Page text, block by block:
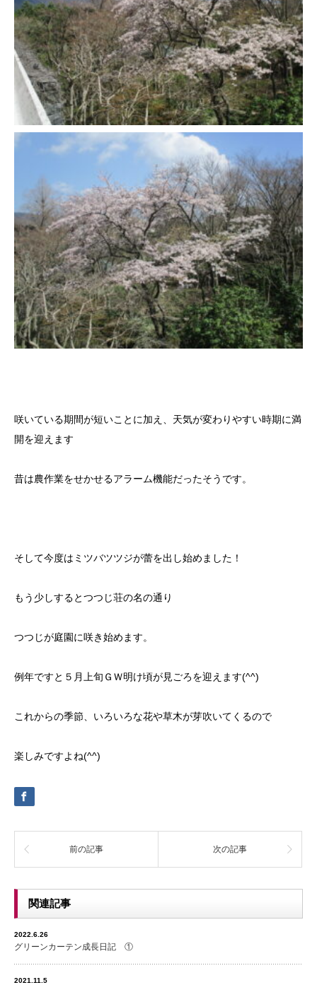
咲いている期間が短いことに加え、天気が変わりやすい時期に満
開を迎えます
昔は農作業をせかせるアラーム機能だったそうです。
そして今度はミツバツツジが蕾を出し始めました！
もう少しするとつつじ荘の名の通り
つつじが庭園に咲き始めます。
例年ですと５月上旬ＧＷ明け頃が見ごろを迎えます(^^)
これからの季節、いろいろな花や草木が芽吹いてくるので
楽しみですよね(^^)
前の記事 次の記事
関連記事
2022.6.26
グリーンカーテン成長日記 ①
2021.11.5